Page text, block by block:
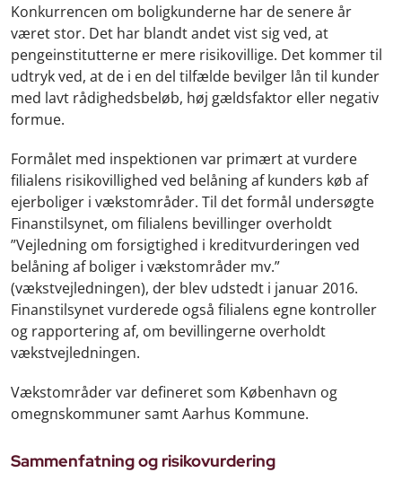
Konkurrencen om boligkunderne har de senere år
været stor. Det har blandt andet vist sig ved, at
pengeinstitutterne er mere risikovillige. Det kommer til
udtryk ved, at de i en del tilfælde bevilger lån til kunder
med lavt rådighedsbeløb, høj gældsfaktor eller negativ
formue.
Formålet med inspektionen var primært at vurdere
filialens risikovillighed ved belåning af kunders køb af
ejerboliger i vækstområder. Til det formål undersøgte
Finanstilsynet, om filialens bevillinger overholdt
”Vejledning om forsigtighed i kreditvurderingen ved
belåning af boliger i vækstområder mv.”
(vækstvejledningen), der blev udstedt i januar 2016.
Finanstilsynet vurderede også filialens egne kontroller
og rapportering af, om bevillingerne overholdt
vækstvejledningen.
Vækstområder var defineret som København og
omegnskommuner samt Aarhus Kommune.
Sammenfatning og risikovurdering